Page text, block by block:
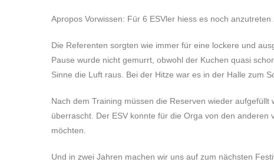
Apropos Vorwissen: Für 6 ESVler hiess es noch
Die Referenten sorgten wie immer für eine lockere und
Pause wurde nicht gemurrt, obwohl der Kuchen quasi
Sinne die Luft raus. Bei der Hitze war es in der Halle zum
Nach dem Training müssen die Reserven wieder
überrascht. Der ESV konnte für die Orga von den
möchten.
Und in zwei Jahren machen wir uns auf zum nächsten